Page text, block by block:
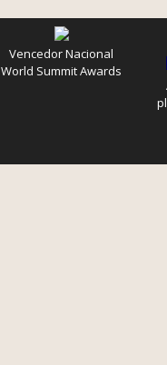
Vencedor Nacional
World Summit Awards